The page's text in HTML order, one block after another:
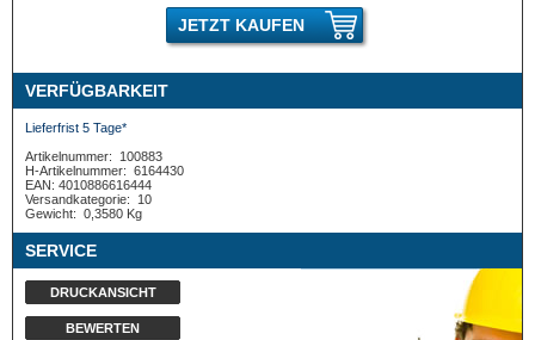
JETZT KAUFEN
VERFÜGBARKEIT
Lieferfrist 5 Tage*
Artikelnummer:
100883
H-Artikelnummer: 6164430
EAN: 4010886616444
Versandkategorie:
10
Gewicht: 0,3580 Kg
SERVICE
DRUCKANSICHT
BEWERTEN